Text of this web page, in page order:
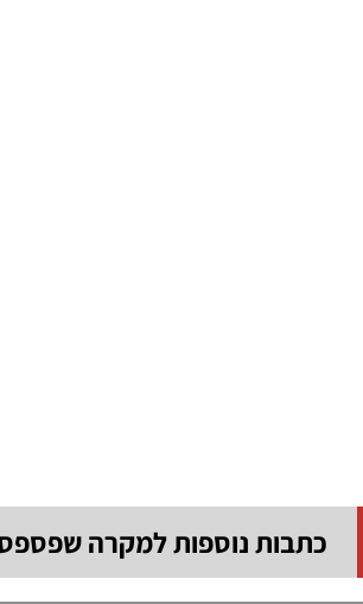
כתבות נוספות למקרה